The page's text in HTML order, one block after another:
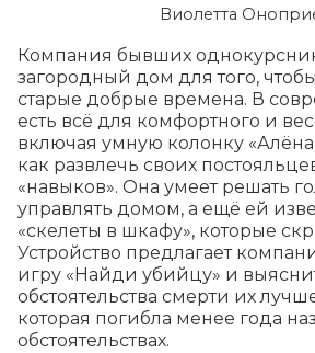
Виолетта
Компания бывших
загородный дом для того,
старые добрые времена. В
есть всё для комфортного и
включая умную колонку
как развлечь своих
«навыков». Она умеет решать
управлять домом, а ещё ей
«скелеты в шкафу», которые
Устройство предлагает
игру «Найди убийцу» и
обстоятельства смерти их
которая погибла менее года
обстоятельствах.